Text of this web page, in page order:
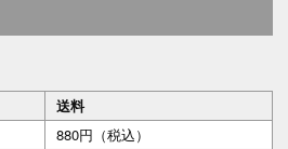
送料
880円（税込）